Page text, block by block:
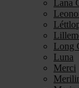
Lana
Long
Luna
Merci